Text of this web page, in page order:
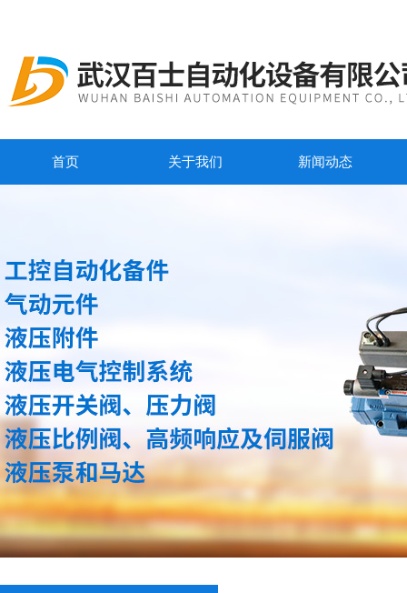
首页 关于我们 新闻动态